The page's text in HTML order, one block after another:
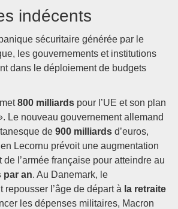
indécents
sécuritaire générée par le
les gouvernements et institutions
dans le déploiement de budgets
800 milliards pour l’UE et son plan
Le nouveau gouvernement allemand
de 900 milliards d’euros,
Lecornu prévoit une augmentation
l’armée française pour atteindre au
par an. Au Danemark, le
repousser l’âge de départ à la retraite
les dépenses militaires, Macron